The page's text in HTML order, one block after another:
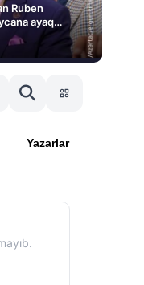
Ruben
ayaq
Yazarlar